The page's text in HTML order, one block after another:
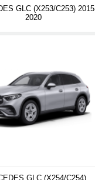
GLC (X253/C253)
2020
GLC (X254/C254)